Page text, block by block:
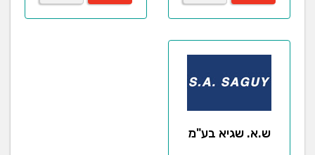
ש.א. שגיא בע"מ